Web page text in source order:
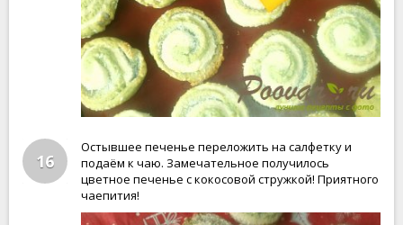
16
Остывшее печенье переложить на салфетку и
подаём к чаю. Замечательное получилось
цветное печенье с кокосовой стружкой! Приятного
чаепития!